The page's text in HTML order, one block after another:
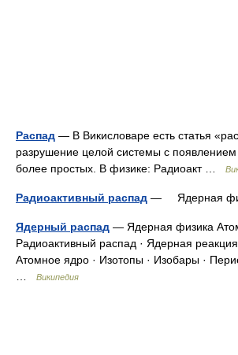
Распад — В Викисловаре есть статья
разрушение целой системы с
более простых. В физике: Радиоакт …
Радиоактивный распад — Ядерная
Ядерный распад — Ядерная физика
Радиоактивный распад · Ядерная
Атомное ядро · Изотопы · Изобары ·
Википедия